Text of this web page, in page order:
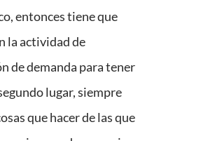
entonces tiene que
la actividad de
de demanda para tener
lugar, siempre
que hacer de las que